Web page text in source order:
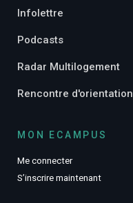
Infolettre
Podcasts
Radar Multilogement
Rencontre d'orientation
MON ECAMPUS
Me connecter
S’inscrire maintenant